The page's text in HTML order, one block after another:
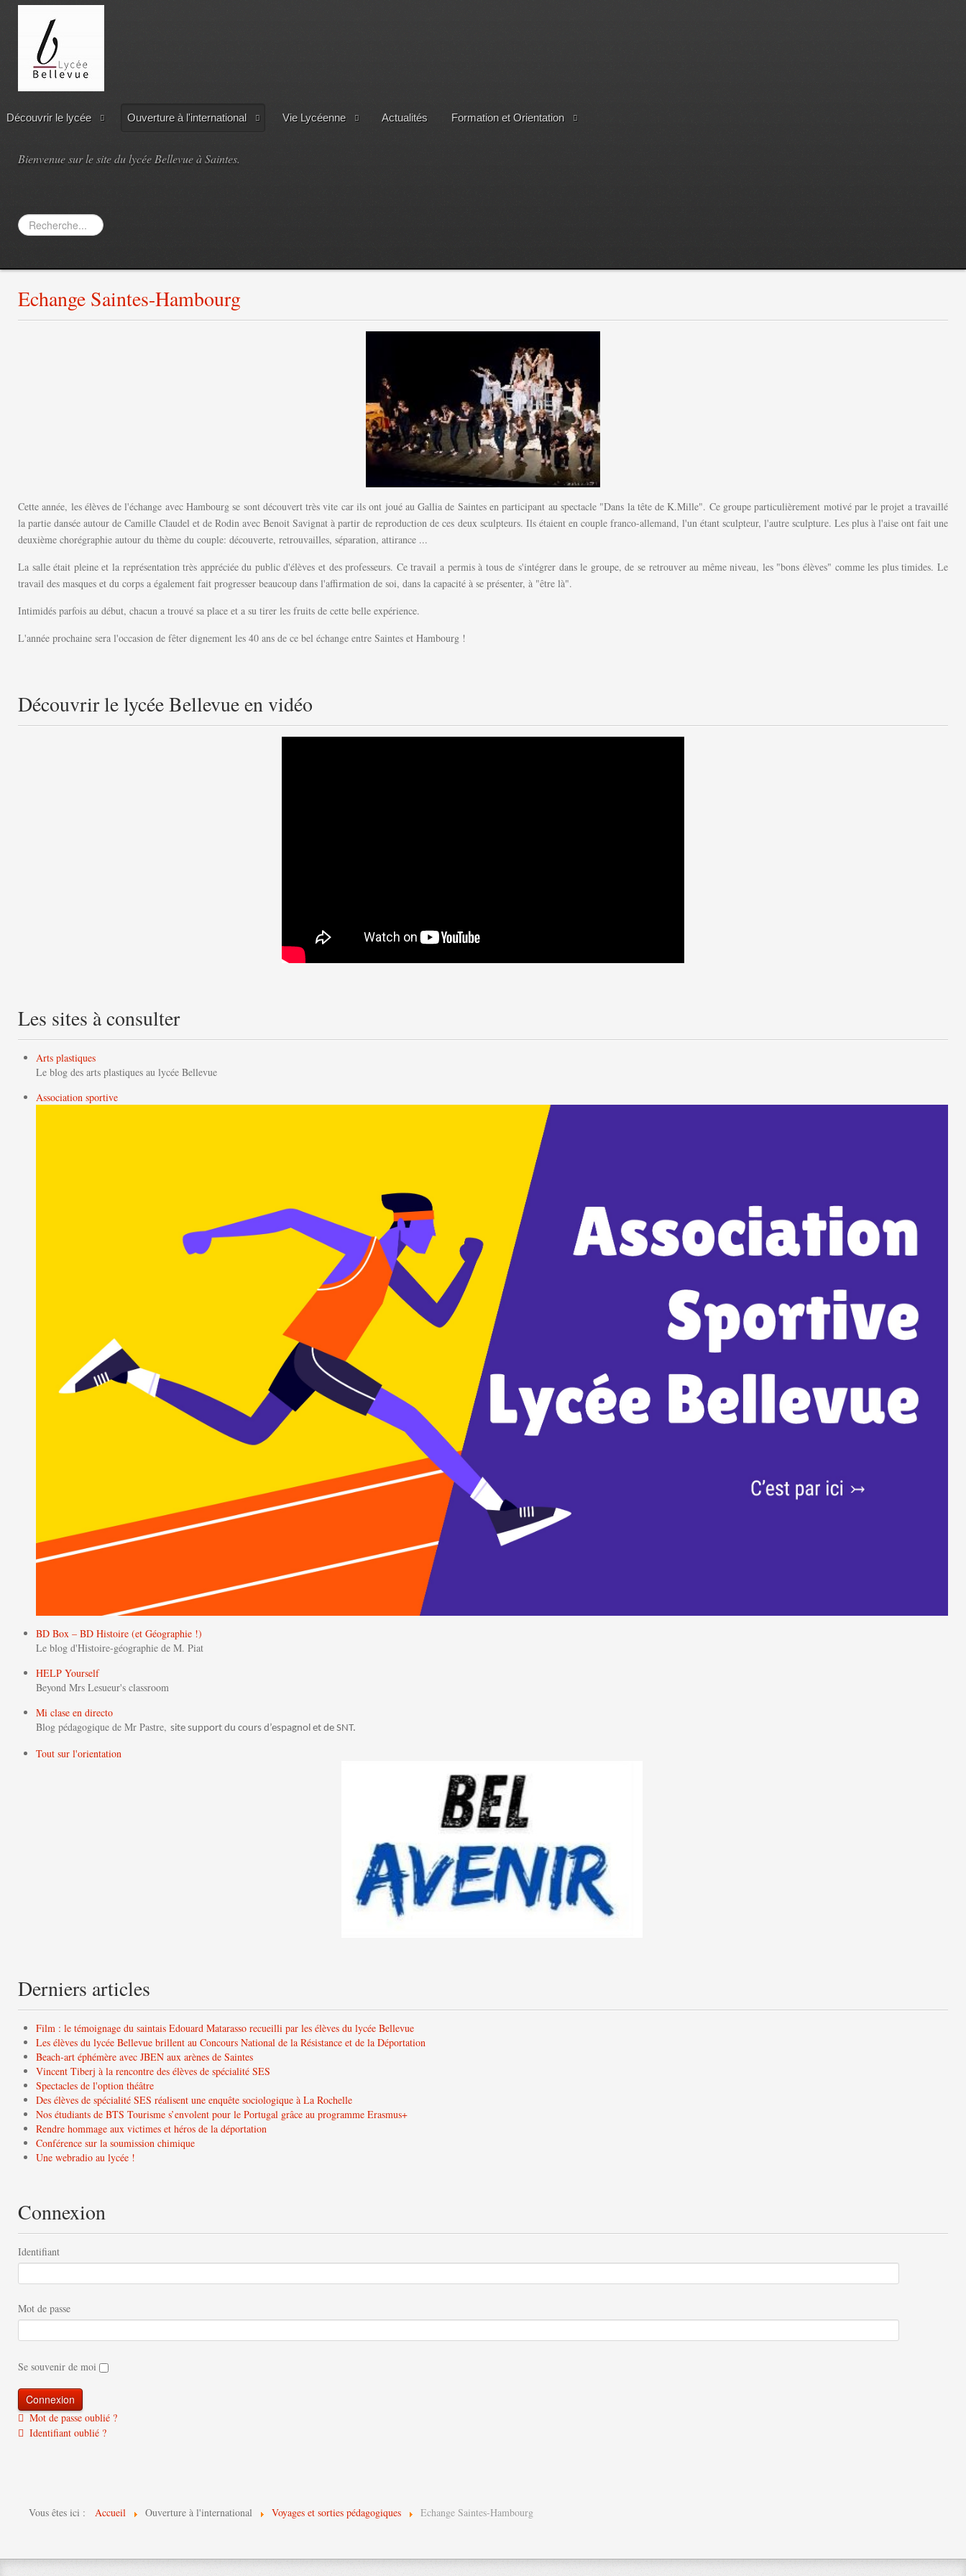
Découvrir le lycée Ouverture à l'international Vie Lycéenne Actualités Formation et Orientation
Bienvenue sur le site du lycée Bellevue à Saintes.
Rechercher
Echange Saintes-Hambourg
Cette année, les élèves de l'échange avec Hambourg se sont découvert très vite car ils ont joué au Gallia de Saintes en participant au spectacle "Dans la tête de K.Mille". Ce groupe particulièrement motivé par le projet a travaillé
la partie dansée autour de Camille Claudel et de Rodin avec Benoit Savignat à partir de reproduction de ces deux sculpteurs. Ils étaient en couple franco-allemand, l'un étant sculpteur, l'autre sculpture. Les plus à l'aise ont fait une
deuxième chorégraphie autour du thème du couple: découverte, retrouvailles, séparation, attirance ...
La salle était pleine et la représentation très appréciée du public d'élèves et des professeurs. Ce travail a permis à tous de s'intégrer dans le groupe, de se retrouver au même niveau, les "bons élèves" comme les plus timides. Le
travail des masques et du corps a également fait progresser beaucoup dans l'affirmation de soi, dans la capacité à se présenter, à "être là".
Intimidés parfois au début, chacun a trouvé sa place et a su tirer les fruits de cette belle expérience.
L'année prochaine sera l'occasion de fêter dignement les 40 ans de ce bel échange entre Saintes et Hambourg !
Découvrir le lycée Bellevue en vidéo
Les sites à consulter
Arts plastiques
Le blog des arts plastiques au lycée Bellevue
Association sportive
BD Box – BD Histoire (et Géographie !)
Le blog d'Histoire-géographie de M. Piat
HELP Yourself
Beyond Mrs Lesueur's classroom
Mi clase en directo
Blog pédagogique de Mr Pastre, site support du cours d’espagnol et de SNT.
Tout sur l'orientation
Derniers articles
Film : le témoignage du saintais Edouard Matarasso recueilli par les élèves du lycée Bellevue
Les élèves du lycée Bellevue brillent au Concours National de la Résistance et de la Déportation
Beach-art éphémère avec JBEN aux arènes de Saintes
Vincent Tiberj à la rencontre des élèves de spécialité SES
Spectacles de l'option théâtre
Des élèves de spécialité SES réalisent une enquête sociologique à La Rochelle
Nos étudiants de BTS Tourisme s’envolent pour le Portugal grâce au programme Erasmus+
Rendre hommage aux victimes et héros de la déportation
Conférence sur la soumission chimique
Une webradio au lycée !
Connexion
Identifiant
Mot de passe
Se souvenir de moi
Mot de passe oublié ?
Identifiant oublié ?
Vous êtes ici : Accueil Ouverture à l'international Voyages et sorties pédagogiques Echange Saintes-Hambourg